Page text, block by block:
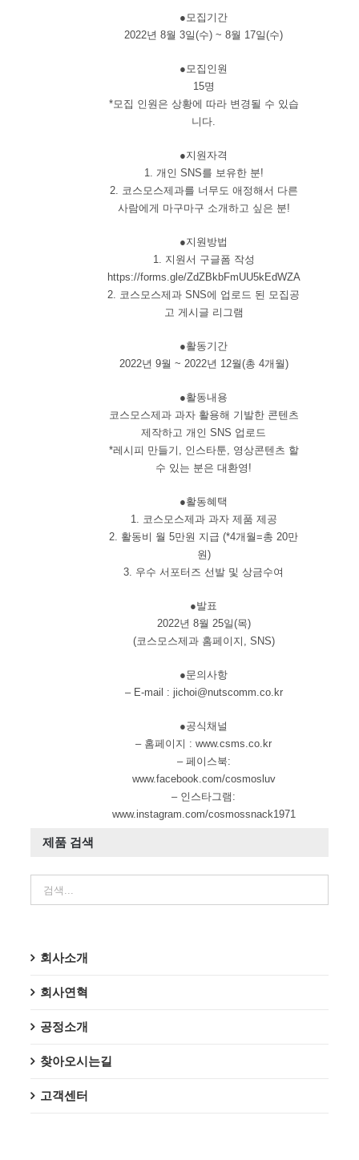
●모집기간
2022년 8월 3일(수) ~ 8월 17일(수)
●모집인원
15명
*모집 인원은 상황에 따라 변경될 수 있습
니다.
●지원자격
1. 개인 SNS를 보유한 분!
2. 코스모스제과를 너무도 애정해서 다른
사람에게 마구마구 소개하고 싶은 분!
●지원방법
1. 지원서 구글폼 작성
https://forms.gle/ZdZBkbFmUU5kEdWZA
2. 코스모스제과 SNS에 업로드 된 모집공
고 게시글 리그램
●활동기간
2022년 9월 ~ 2022년 12월(총 4개월)
●활동내용
코스모스제과 과자 활용해 기발한 콘텐츠
제작하고 개인 SNS 업로드
*레시피 만들기, 인스타툰, 영상콘텐츠 할
수 있는 분은 대환영!
●활동혜택
1. 코스모스제과 과자 제품 제공
2. 활동비 월 5만원 지급 (*4개월=총 20만
원)
3. 우수 서포터즈 선발 및 상금수여
●발표
2022년 8월 25일(목)
(코스모스제과 홈페이지, SNS)
●문의사항
– E-mail : jichoi@nutscomm.co.kr
●공식채널
– 홈페이지 : www.csms.co.kr
– 페이스북:
www.facebook.com/cosmosluv
– 인스타그램:
www.instagram.com/cosmossnack1971
제품 검색
회사소개
회사연혁
공정소개
찾아오시는길
고객센터